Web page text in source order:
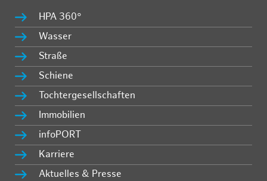
HPA 360°
Wasser
Straße
Schiene
Tochtergesellschaften
Immobilien
infoPORT
Karriere
Aktuelles & Presse